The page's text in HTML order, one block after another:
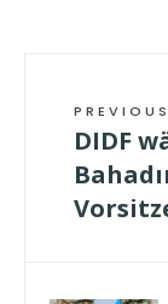
DIDF